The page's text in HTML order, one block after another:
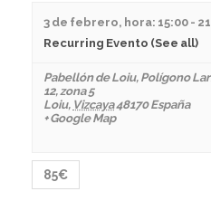
3 de febrero, hora: 15:00 -
Recurring Evento (See all)
Pabellón de Loiu, Polígono
12, zona 5
Loiu, Vizcaya48170 España
+ Google Map
85€